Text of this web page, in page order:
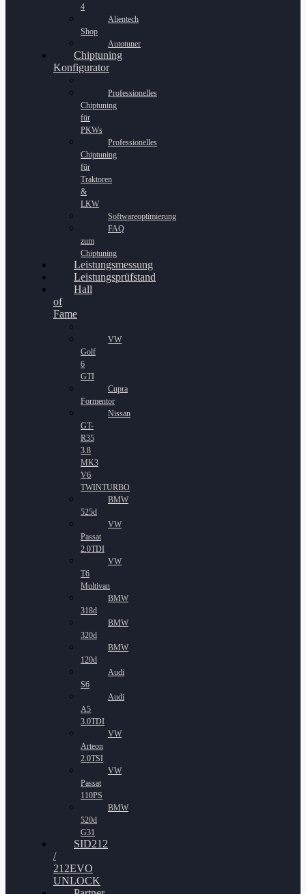
4
Alientech
Shop
Autotuner
Chiptuning
Konfigurator
Professionelles
Chiptuning
für
PKWs
Professionelles
Chiptuning
für
Traktoren
&
LKW
Softwareoptimierung
FAQ
zum
Chiptuning
Leistungsmessung
Leistungsprüfstand
Hall
of
Fame
VW
Golf
6
GTI
Cupra
Formentor
Nissan
GT-
R35
3.8
MK3
V6
TWINTURBO
BMW
525d
VW
Passat
2.0TDI
VW
T6
Multivan
BMW
318d
BMW
320d
BMW
120d
Audi
S6
Audi
A5
3.0TDI
VW
Arteon
2.0TSI
VW
Passat
110PS
BMW
520d
G31
SID212
/
212EVO
UNLOCK